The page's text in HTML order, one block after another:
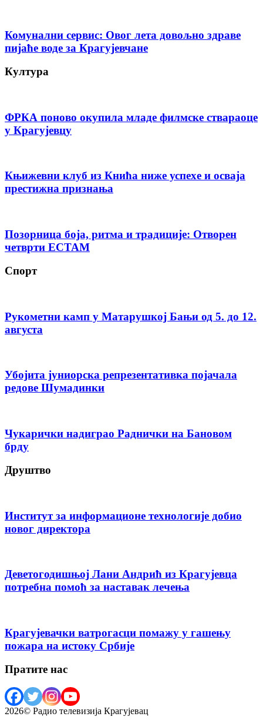
Комунални сервис: Овог лета довољно здраве
пијаће воде за Крагујевчане
Култура
ФРКА поново окупила младе филмске ствараоце
у Крагујевцу
Књижевни клуб из Кнића ниже успехе и осваја
престижна признања
Позорница боја, ритма и традиције: Отворен
четврти ЕСТАМ
Спорт
Рукометни камп у Матарушкој Бањи од 5. до 12.
августа
Убојита јуниорска репрезентативка појачала
редове Шумадинки
Чукарички надиграо Раднички на Бановом
брду
Друштво
Институт за информационе технологије добио
новог директора
Деветогодишњој Лани Андрић из Крагујевца
потребна помоћ за наставак лечења
Крагујевачки ватрогасци помажу у гашењу
пожара на истоку Србије
Пратите нас
2026© Радио телевизија Крагујевац